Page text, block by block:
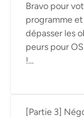
Bravo pour
programme
dépasser les
peurs pour
!…
[Partie 3]